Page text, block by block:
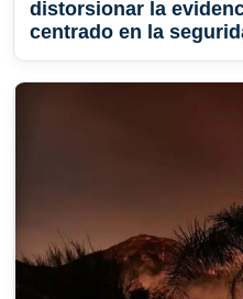
distorsionar la
centrado en la